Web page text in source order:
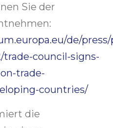
Sie der
de/press/
trade-council-signs-
trade-
countries/
die